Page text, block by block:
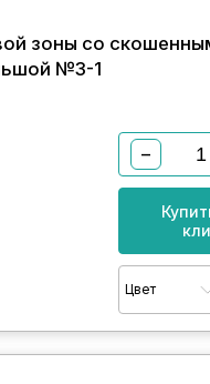
зоны со
№3-1
−
Цвет